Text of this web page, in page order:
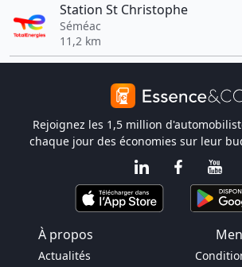
Station St Christophe
Séméac
11,2 km
Rejoignez les 1,5 million
chaque jour des économies sur leur
À propos
Actualités